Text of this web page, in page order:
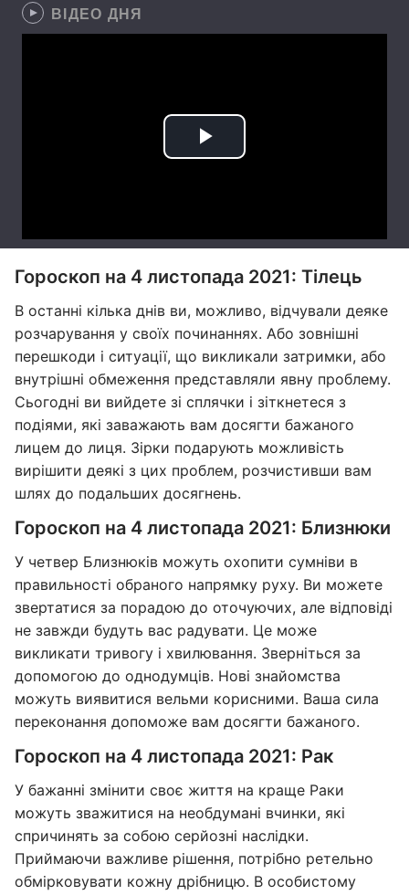
ВІДЕО ДНЯ
Гороскоп на 4 листопада 2021: Тілець
В останні кілька днів ви, можливо, відчували деяке
розчарування у своїх починаннях. Або зовнішні
перешкоди і ситуації, що викликали затримки, або
внутрішні обмеження представляли явну проблему.
Сьогодні ви вийдете зі сплячки і зіткнетеся з
подіями, які заважають вам досягти бажаного
лицем до лиця. Зірки подарують можливість
вирішити деякі з цих проблем, розчистивши вам
шлях до подальших досягнень.
Гороскоп на 4 листопада 2021: Близнюки
У четвер Близнюків можуть охопити сумніви в
правильності обраного напрямку руху. Ви можете
звертатися за порадою до оточуючих, але відповіді
не завжди будуть вас радувати. Це може
викликати тривогу і хвилювання. Зверніться за
допомогою до однодумців. Нові знайомства
можуть виявитися вельми корисними. Ваша сила
переконання допоможе вам досягти бажаного.
Гороскоп на 4 листопада 2021: Рак
У бажанні змінити своє життя на краще Раки
можуть зважитися на необдумані вчинки, які
спричинять за собою серйозні наслідки.
Приймаючи важливе рішення, потрібно ретельно
обмірковувати кожну дрібницю. В особистому